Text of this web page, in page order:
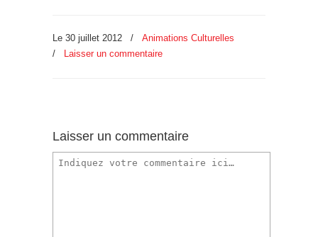
Le 30 juillet 2012 /
Animations Culturelles
/
Laisser un commentaire
Laisser un commentaire